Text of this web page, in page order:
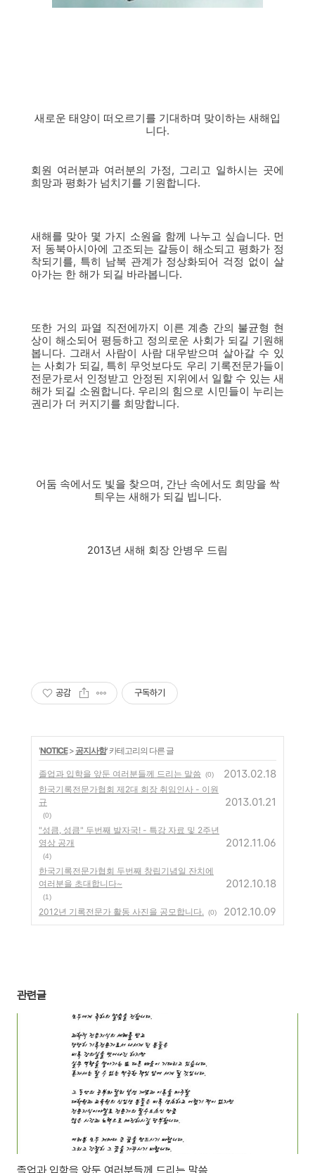
새로운 태양이 떠오르기를 기대하며 맞이하는 새해입
니다.
회원 여러분과 여러분의 가정, 그리고 일하시는 곳에
희망과 평화가 넘치기를 기원합니다.
새해를 맞아 몇 가지 소원을 함께 나누고 싶습니다. 먼
저 동북아시아에 고조되는 갈등이 해소되고 평화가 정
착되기를, 특히 남북 관계가 정상화되어 걱정 없이 살
아가는 한 해가 되길 바라봅니다.
또한 거의 파열 직전에까지 이른 계층 간의 불균형 현
상이 해소되어 평등하고 정의로운 사회가 되길 기원해
봅니다. 그래서 사람이 사람 대우받으며 살아갈 수 있
는 사회가 되길, 특히 무엇보다도 우리 기록전문가들이
전문가로서 인정받고 안정된 지위에서 일할 수 있는 새
해가 되길 소원합니다. 우리의 힘으로 시민들이 누리는
권리가 더 커지기를 희망합니다.
어둠 속에서도 빛을 찾으며, 간난 속에서도 희망을 싹
틔우는 새해가 되길 빕니다.
2013년 새해 회장 안병우 드림
공감 구독하기
'NOTICE> 공지사항' 카테고리의 다른 글
졸업과 입학을 앞둔 여러분들께 드리는 말씀 (0) 2013.02.18
한국기록전문가협회 제2대 회장 취임인사 - 이원
규
(0)
2013.01.21
"성큼, 성큼" 두번째 발자국! - 특강 자료 및 2주년
영상 공개
(4)
2012.11.06
한국기록전문가협회 두번째 창립기념일 잔치에
여러분을 초대합니다~
(1)
2012.10.18
2012년 기록전문가 활동 사진을 공모합니다. (0) 2012.10.09
관련글